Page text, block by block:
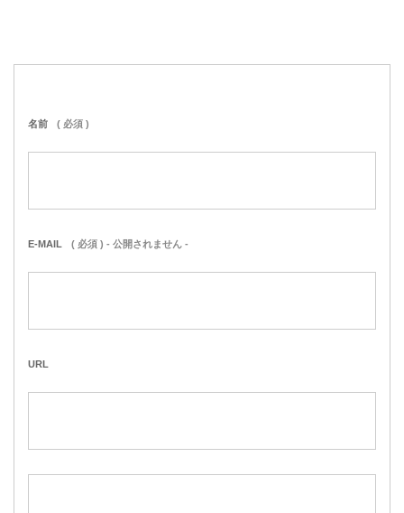
名前 ( 必須 )
E-MAIL ( 必須 ) - 公開されません -
URL